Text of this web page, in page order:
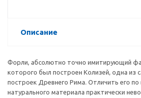
Описание
Форли, абсолютно точно имитирующий
которого был построен Колизей, одна из
построек Древнего Рима. Отличить его
натурального материала практически